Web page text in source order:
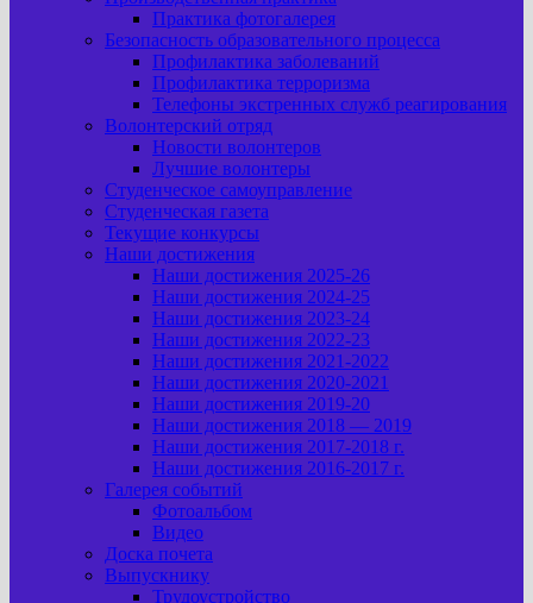
Практика фотогалерея
Безопасность образовательного процесса
Профилактика заболеваний
Профилактика терроризма
Телефоны экстренных служб реагирования
Волонтерский отряд
Новости волонтеров
Лучшие волонтеры
Студенческое самоуправление
Студенческая газета
Текущие конкурсы
Наши достижения
Наши достижения 2025-26
Наши достижения 2024-25
Наши достижения 2023-24
Наши достижения 2022-23
Наши достижения 2021-2022
Наши достижения 2020-2021
Наши достижения 2019-20
Наши достижения 2018 — 2019
Наши достижения 2017-2018 г.
Наши достижения 2016-2017 г.
Галерея событий
Фотоальбом
Видео
Доска почета
Выпускнику
Трудоустройство